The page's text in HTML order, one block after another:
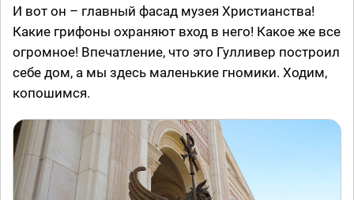
И вот он – главный фасад музея Христианства!
Какие грифоны охраняют вход в него! Какое же все
огромное! Впечатление, что это Гулливер построил
себе дом, а мы здесь маленькие гномики. Ходим,
копошимся.